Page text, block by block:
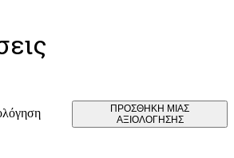
ΠΡΟΣΘΉΚΗ ΜΊΑΣ
ΑΞΙΟΛΌΓΗΣΗΣ